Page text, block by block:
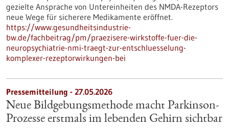
gezielte Ansprache von Untereinheiten des NMDA-Rezeptors
neue Wege für sicherere Medikamente eröffnet.
https://www.gesundheitsindustrie-
bw.de/fachbeitrag/pm/praezisere-wirkstoffe-fuer-die-
neuropsychiatrie-nmi-traegt-zur-entschluesselung-
komplexer-rezeptorwirkungen-bei
Pressemitteilung - 27.05.2026
Neue Bildgebungsmethode macht Parkinson-
Prozesse erstmals im lebenden Gehirn sichtbar